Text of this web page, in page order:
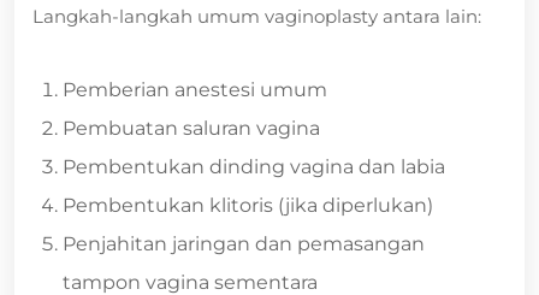
Langkah-langkah umum vaginoplasty antara lain:
Pemberian anestesi umum
Pembuatan saluran vagina
Pembentukan dinding vagina dan labia
Pembentukan klitoris (jika diperlukan)
Penjahitan jaringan dan pemasangan
tampon vagina sementara